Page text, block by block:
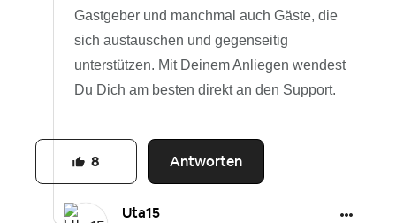
Gastgeber und manchmal auch Gäste, die
sich austauschen und gegenseitig
unterstützen. Mit Deinem Anliegen wendest
Du Dich am besten direkt an den Support.
Antworten
8
Uta15